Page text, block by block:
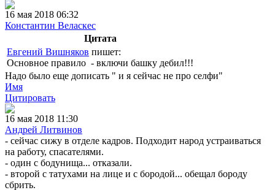
16 мая 2018 06:32
Константин Веласкес
Цитата
Евгений Вишняков пишет:
Основное правило - включи башку дебил!!!
Надо было еще дописать " и я сейчас не про селфи"
Имя
Цитировать
16 мая 2018 11:30
Андрей Литвинов
- сейчас сижу в отделе кадров. Подходит народ устраиваться
на работу, спасателями.
- один с бодунища... отказали.
- второй с татухами на лице и с бородой... обещал бороду
сбрить.